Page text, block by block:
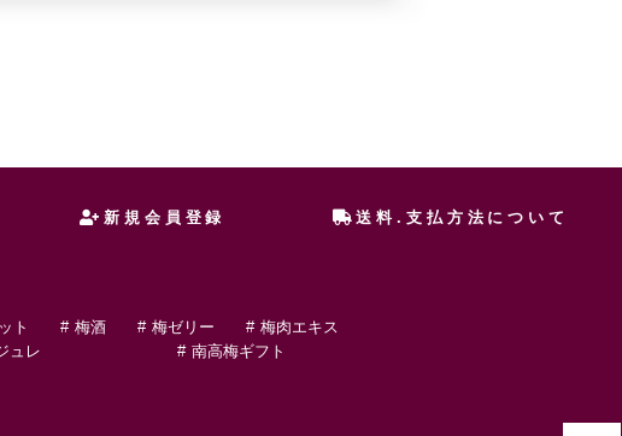
新規会員登録 送料.支払方法について
ト 梅酒 梅ゼリー
梅肉エキス
ュレ 南高梅ギフト